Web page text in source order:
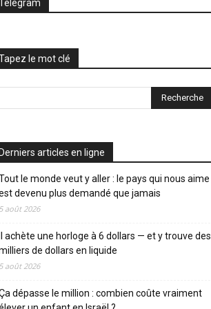
le mot clé
articles en ligne
le monde veut y aller : le pays qui nous aime
devenu plus demandé que jamais
août 2026
achète une horloge à 6 dollars — et y trouve des
de dollars en liquide
août 2026
dépasse le million : combien coûte vraiment